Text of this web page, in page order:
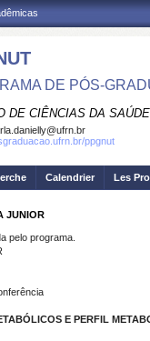
DE PÓS-
DE CIÊNCIAS DA SAÚDE
ppgnut
Calendrier Les
JUNIOR
pelo programa.
E PERFIL